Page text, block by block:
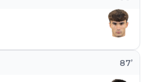
87’